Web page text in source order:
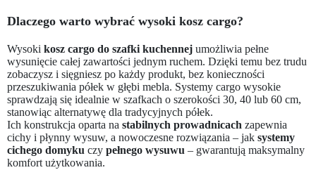
Dlaczego warto wybrać wysoki kosz cargo?
Wysoki kosz cargo do szafki kuchennej umożliwia pełne
wysunięcie całej zawartości jednym ruchem. Dzięki temu bez trudu
zobaczysz i sięgniesz po każdy produkt, bez konieczności
przeszukiwania półek w głębi mebla. Systemy cargo wysokie
sprawdzają się idealnie w szafkach o szerokości 30, 40 lub 60 cm,
stanowiąc alternatywę dla tradycyjnych półek.
Ich konstrukcja oparta na stabilnych prowadnicach zapewnia
cichy i płynny wysuw, a nowoczesne rozwiązania – jak systemy
cichego domyku czy pełnego wysuwu – gwarantują maksymalny
komfort użytkowania.